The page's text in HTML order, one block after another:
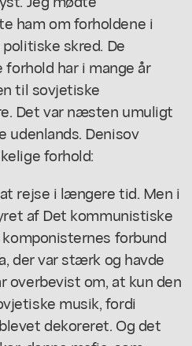
ham om forholdene i
skred. De
har i mange år
til sovjetiske
Det var næsten umuligt
udenlands. Denisov
forhold:
rejse i længere tid. Men i
af Det kommunistiske
forbund
der var stærk og havde
overbevist om, at kun den
musik, fordi
dekoreret. Og det